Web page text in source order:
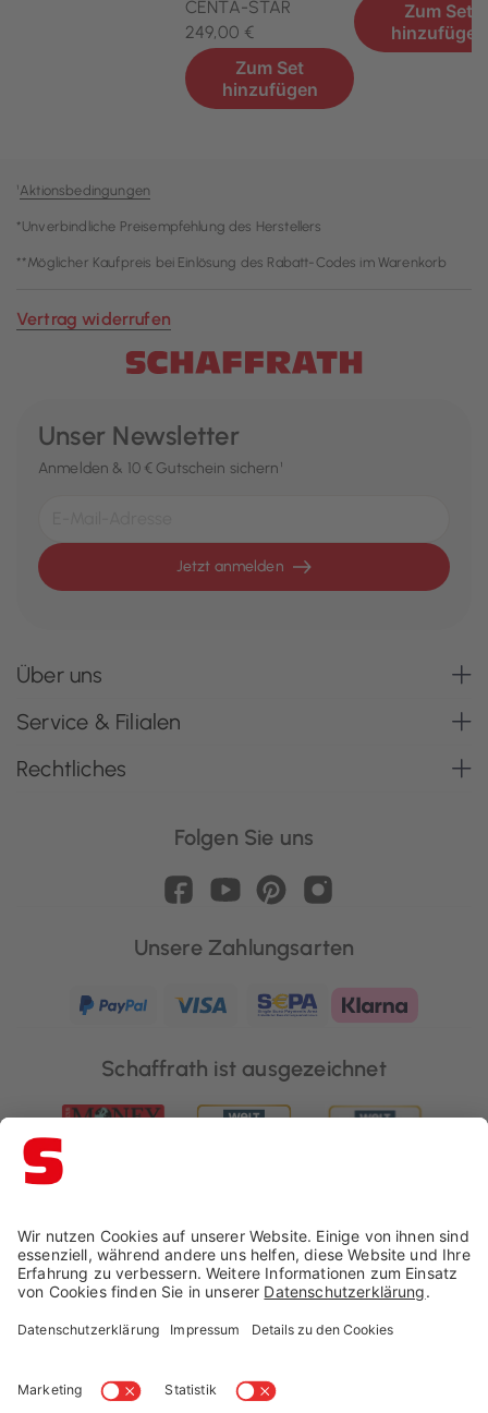
¹Aktionsbedingungen
*Unverbindliche Preisempfehlung des Herstellers
**Möglicher Kaufpreis bei Einlösung des Rabatt-Codes im Warenkorb
Vertrag widerrufen
Unser Newsletter
Anmelden & 10 € Gutschein sichern¹
Jetzt anmelden
Über uns
Service & Filialen
Rechtliches
Folgen Sie uns
Unsere Zahlungsarten
Schaffrath ist ausgezeichnet